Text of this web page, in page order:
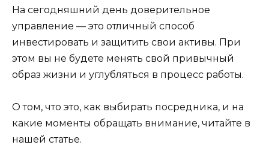
На сегодняшний день доверительное
управление — это отличный способ
инвестировать и защитить свои активы. При
этом вы не будете менять свой привычный
образ жизни и углубляться в процесс работы.
О том, что это, как выбирать посредника, и на
какие моменты обращать внимание, читайте в
нашей статье.